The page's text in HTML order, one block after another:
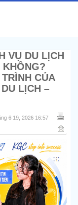
VỤ DU LỊCH
CỦA
LỊCH –
6 19, 2026 16:57